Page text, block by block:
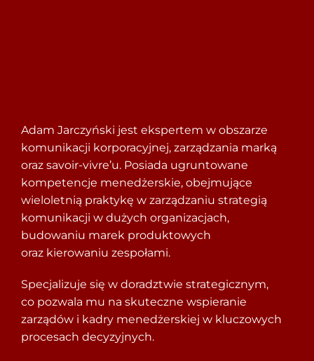
Adam Jarczyński jest ekspertem w obszarze
komunikacji korporacyjnej, zarządzania marką
oraz savoir-vivre’u. Posiada ugruntowane
kompetencje menedżerskie, obejmujące
wieloletnią praktykę w zarządzaniu strategią
komunikacji w dużych organizacjach,
budowaniu marek produktowych
oraz kierowaniu zespołami.
Specjalizuje się w doradztwie strategicznym,
co pozwala mu na skuteczne wspieranie
zarządów i kadry menedżerskiej w kluczowych
procesach decyzyjnych.